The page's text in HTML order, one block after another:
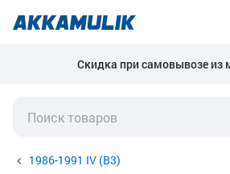
Скидка при самовывозе из
1986-1991 IV (B3)